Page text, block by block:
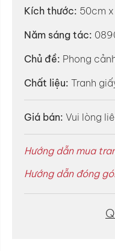
Kích thước: 50cm
Năm sáng tác:
Chủ đề: Phong
Chất liệu: Tranh
Giá bán: Vui lòng
Hướng dẫn mua
Hướng dẫn đóng